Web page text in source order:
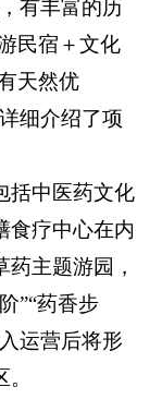
有丰富的历
民宿＋文化
天然优
细介绍了项
括中医药文化
食疗中心在内
主题游园，
”“药香步
运营后将形